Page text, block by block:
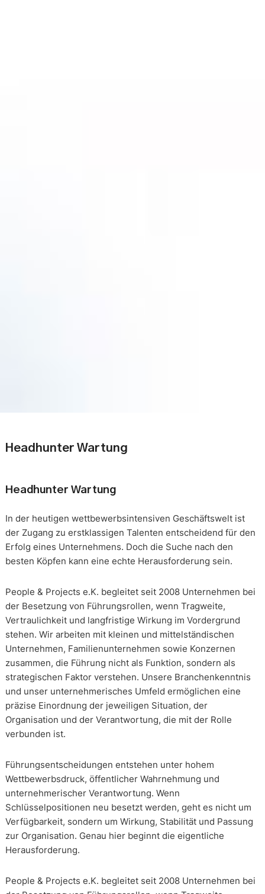
Headhunter Wartung
Headhunter Wartung
In der heutigen wettbewerbsintensiven Geschäftswelt ist
der Zugang zu erstklassigen Talenten entscheidend für den
Erfolg eines Unternehmens. Doch die Suche nach den
besten Köpfen kann eine echte Herausforderung sein.
People & Projects e.K. begleitet seit 2008 Unternehmen bei
der Besetzung von Führungsrollen, wenn Tragweite,
Vertraulichkeit und langfristige Wirkung im Vordergrund
stehen. Wir arbeiten mit kleinen und mittelständischen
Unternehmen, Familienunternehmen sowie Konzernen
zusammen, die Führung nicht als Funktion, sondern als
strategischen Faktor verstehen. Unsere Branchenkenntnis
und unser unternehmerisches Umfeld ermöglichen eine
präzise Einordnung der jeweiligen Situation, der
Organisation und der Verantwortung, die mit der Rolle
verbunden ist.
Führungsentscheidungen entstehen unter hohem
Wettbewerbsdruck, öffentlicher Wahrnehmung und
unternehmerischer Verantwortung. Wenn
Schlüsselpositionen neu besetzt werden, geht es nicht um
Verfügbarkeit, sondern um Wirkung, Stabilität und Passung
zur Organisation. Genau hier beginnt die eigentliche
Herausforderung.
People & Projects e.K. begleitet seit 2008 Unternehmen bei